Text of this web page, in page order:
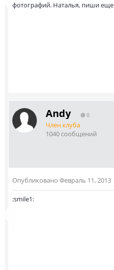
фотографий. Наталья, пиши еще
Andy 0
Член клуба
1040 сообщений
Опубликовано Февраль 11, 2013
:smile1: